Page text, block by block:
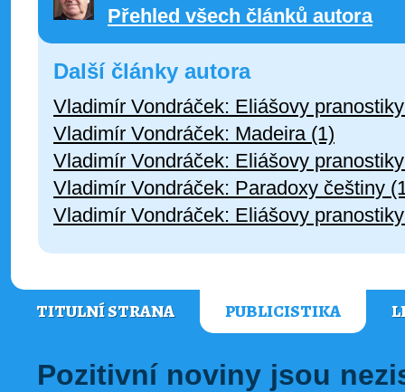
Přehled všech článků autora
Další články autora
Vladimír Vondráček: Eliášovy
Vladimír Vondráček: Madeira (1)
Vladimír Vondráček: Eliášovy
Vladimír Vondráček: Paradoxy češtiny
Vladimír Vondráček: Eliášovy
TITULNÍ STRANA PUBLICISTIKA
Pozitivní noviny jsou